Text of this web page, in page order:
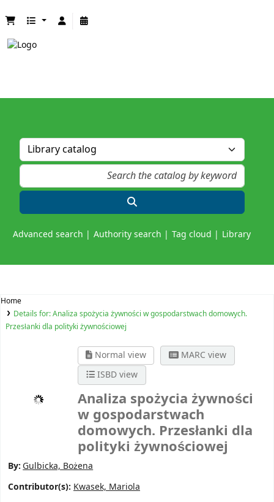
Advanced search Authority search Tag cloud Library
Home
Details for:Analiza spożycia żywności w gospodarstwach domowych.
Przesłanki dla polityki żywnościowej
Normal view
MARC view
ISBD view
Analiza spożycia żywności
w gospodarstwach
domowych. Przesłanki dla
polityki żywnościowej
By: Gulbicka, Bożena
Contributor(s): Kwasek, Mariola